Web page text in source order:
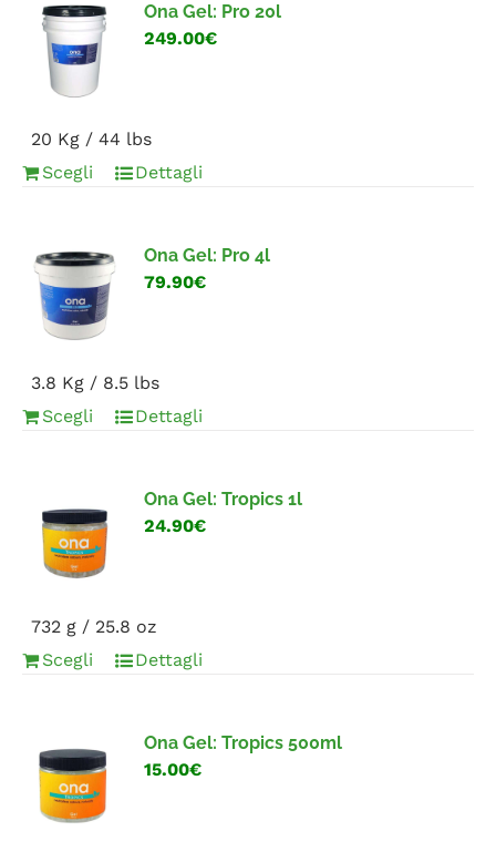
Ona Gel: Pro 20l
249.00€
20 Kg / 44 lbs
Scegli
Dettagli
Ona Gel: Pro 4l
79.90€
3.8 Kg / 8.5 lbs
Scegli
Dettagli
Ona Gel: Tropics 1l
24.90€
732 g / 25.8 oz
Scegli
Dettagli
Ona Gel: Tropics 500ml
15.00€